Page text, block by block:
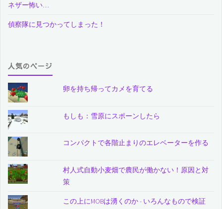
ネザー怖い…
偵察隊に見つかってしまった！
人気のページ
卵を持ち帰ってカメを育てる
もしも：雪原にスポーンしたら
コンパクトで各階止まりのエレベーターを作る
村人式自動小麦畑で農民が働かない！原因と対
策
この上にMOBは湧くのか - いろんなもので検証